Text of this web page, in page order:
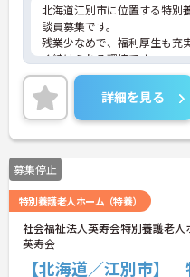
北海道江別市に位置する特別
談員募集です。
残業少なめで、福利厚生も充
く続けられる環境です。
ご興味ある方には、面接のポ
細をお話致しますのでお気軽
詳細を見る
募集停止
特別養護老人ホーム（特養）
社会福祉法人英寿会特別養護老
英寿会
【北海道／江別市】